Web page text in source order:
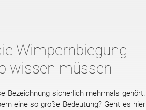
Wimpernbiegung
wissen müssen
Bezeichnung sicherlich mehrmals gehört.
eine so große Bedeutung? Geht es hier